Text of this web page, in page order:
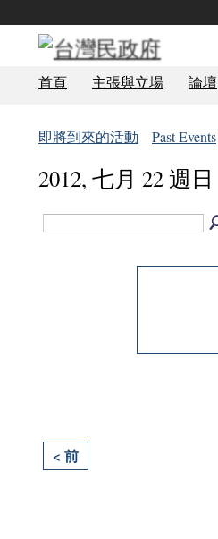
首頁 主張與立場 論壇
即將到來的活動 Past Events
2012, 七月 22 週日
< 前